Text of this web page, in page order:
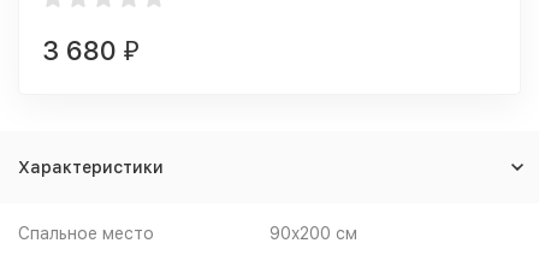
3 680 ₽
Характеристики
Спальное место 90x200 см